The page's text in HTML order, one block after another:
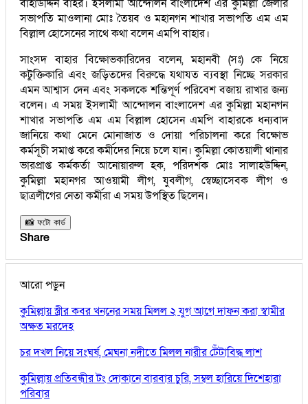
বাহাউদ্দিন বাহর। ইসলামী আন্দোলন বাংলাদেশ এর কুমিল্লা জেলার
সভাপতি মাওলানা মোঃ তৈয়ব ও মহানগন শাখার সভাপতি এম এম
বিল্লাল হোসেনের সাথে কথা বলেন এমপি বাহার।
সাংসদ বাহার বিক্ষোভকারিদের বলেন, মহানবী (সঃ) কে নিয়ে
কটুক্তিকারি এবং জড়িতদের বিরুদ্ধে যথাযত ব্যবস্থা নিচ্ছে সরকার
এমন আশ্বাস দেন এবং সকলকে শন্তিপূর্ণ পরিবেশ বজায় রাখার জন্য
বলেন। এ সময় ইসলামী আন্দোলন বাংলাদেশ এর কুমিল্লা মহানগন
শাখার সভাপতি এম এম বিল্লাল হোসেন এমপি বাহারকে ধন্যবাদ
জানিয়ে কথা মেনে মোনাজাত ও দোয়া পরিচালনা করে বিক্ষোভ
কর্মসূচী সমাপ্ত করে কর্মীদের নিয়ে চলে যান। কুমিল্লা কোতয়ালী থানার
ভারপ্রাপ্ত কর্মকর্তা আনোয়ারুল হক, পরিদর্শক মোঃ সালাহউদ্দিন,
কুমিল্লা মহানগর আওয়ামী লীগ, যুবলীগ, স্বেচ্ছাসেবক লীগ ও
ছাত্রলীগের নেতা কর্মীরা এ সময় উপস্থিত ছিলেন।
📸 ফটো কার্ড
Share
আরো পড়ুন
কুমিল্লায় স্ত্রীর কবর খননের সময় মিলল ২ যুগ আগে দাফন করা স্বামীর
অক্ষত মরদেহ
চর দখল নিয়ে সংঘর্ষ, মেঘনা নদীতে মিলল নারীর টেঁটাবিদ্ধ লাশ
কুমিল্লায় প্রতিবন্ধীর টং দোকানে বারবার চুরি, সম্বল হারিয়ে দিশেহারা
পরিবার